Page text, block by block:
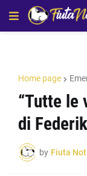
Home page
“Tutte le
di
by Fiuta